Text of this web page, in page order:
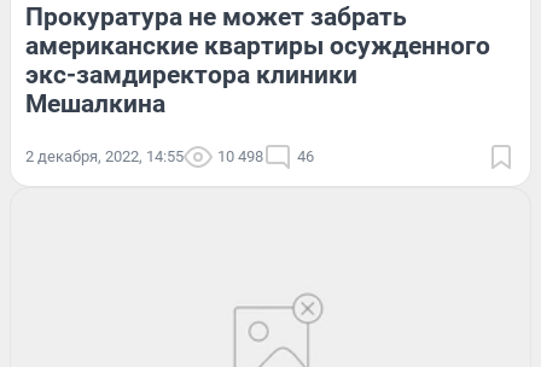
Прокуратура не может забрать
американские квартиры осужденного
экс-замдиректора клиники
Мешалкина
2 декабря, 2022, 14:55 10 498 46